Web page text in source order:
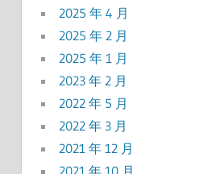
2025 年 4 月
2025 年 2 月
2025 年 1 月
2023 年 2 月
2022 年 5 月
2022 年 3 月
2021 年 12 月
2021 年 10 月